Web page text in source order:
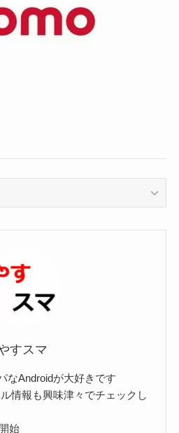
すスマ
なAndroidが大好きです
情報も興味津々でチェックし
始